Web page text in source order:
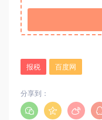
报税 百度网
分享到：